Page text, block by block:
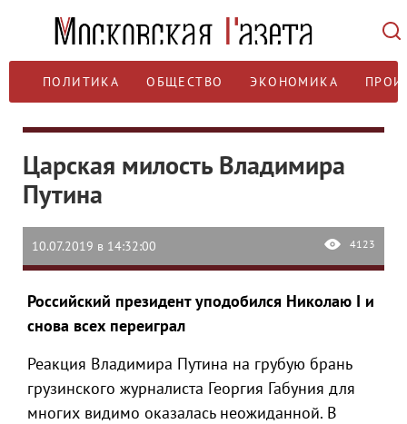
ПОЛИТИКА ОБЩЕСТВО ЭКОНОМИКА
Царская милость Владимира
Путина
10.07.2019 в 14:32:00 4123
Российский президент уподобился Николаю I и
снова всех переиграл
Реакция Владимира Путина на грубую брань
грузинского журналиста Георгия Габуния для
многих видимо оказалась неожиданной. В